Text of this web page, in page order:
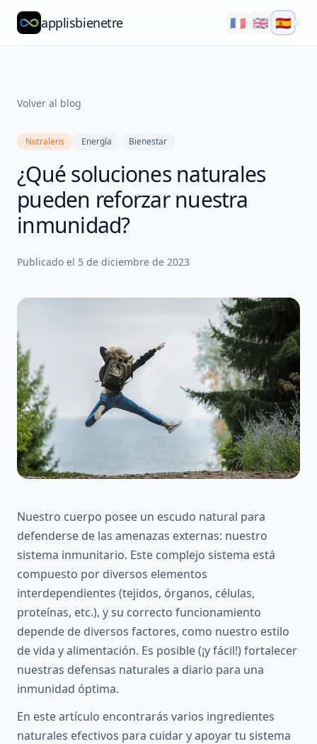
applisbienetre 🇫🇷 🇬🇧 🇪🇸
QuizzFlow
Blog
Nosotros
Volver al blog
Nutralens Energía Bienestar
¿Qué soluciones naturales
pueden reforzar nuestra
inmunidad?
Publicado el 5 de diciembre de 2023
Nuestro cuerpo posee un escudo natural para
defenderse de las amenazas externas: nuestro
sistema inmunitario. Este complejo sistema está
compuesto por diversos elementos
interdependientes (tejidos, órganos, células,
proteínas, etc.), y su correcto funcionamiento
depende de diversos factores, como nuestro estilo
de vida y alimentación. Es posible (¡y fácil!) fortalecer
nuestras defensas naturales a diario para una
inmunidad óptima.
En este artículo encontrarás varios ingredientes
naturales efectivos para cuidar y apoyar tu sistema